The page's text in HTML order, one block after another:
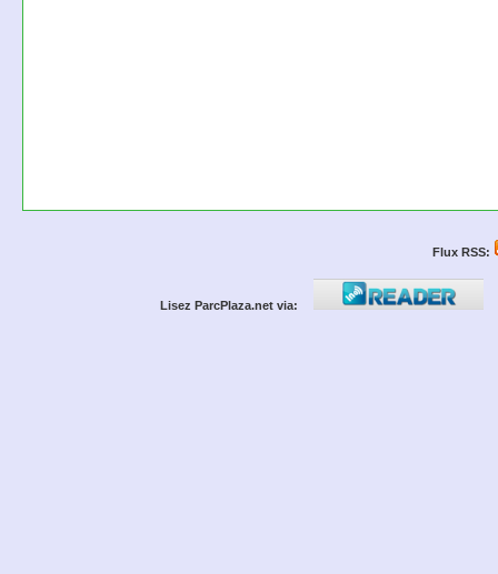
Flux RSS:
Lisez ParcPlaza.net via: